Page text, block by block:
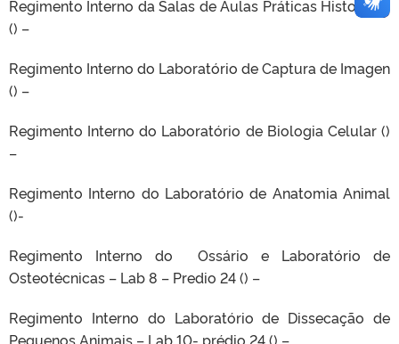
Regimento Interno da Salas de Aulas Práticas Histologia
() –
Regimento Interno do Laboratório de Captura de Imagen
() –
Regimento Interno do Laboratório de Biologia Celular ()
–
Regimento Interno do Laboratório de Anatomia Animal
()-
Regimento Interno do Ossário e Laboratório de
Osteotécnicas – Lab 8 – Predio 24 () –
Regimento Interno do Laboratório de Dissecação de
Pequenos Animais – Lab 10- prédio 24 () –